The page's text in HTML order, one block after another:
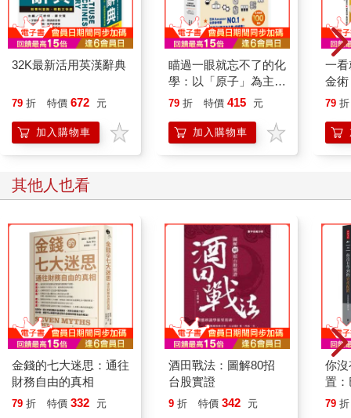
32K最新活用英漢辭典
79 折 特價 672 元
加入購物車
瞄過一眼就忘不了的化
學：以「原子」為主角
的故事書【視覺化x生
學先修•考前搶分必備
79 折 特價 415 元
加入購物車
一
金術
訂
鬆！
79 折
其他人也看
金錢的七大迷思：通往
財務自由的真相
79 折 特價 332 元
酒田戰法：圖解80招
台股實證
9 折 特價 342 元
你
置
事
79 折